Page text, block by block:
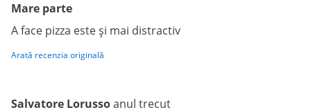
Mare parte
A face pizza este și mai distractiv
Arată recenzia originală
Salvatore Lorussoanul trecut